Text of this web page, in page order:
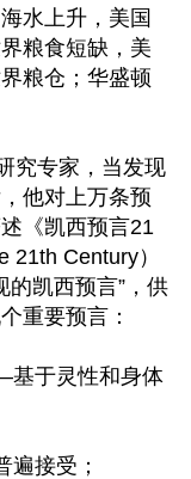
水上升，美国
粮食短缺，美
粮仓；华盛顿
究专家，当发现
他对上万条预
《凯西预言21
21th Century）
的凯西预言”，供
重要预言：
于灵性和身体
遍接受；